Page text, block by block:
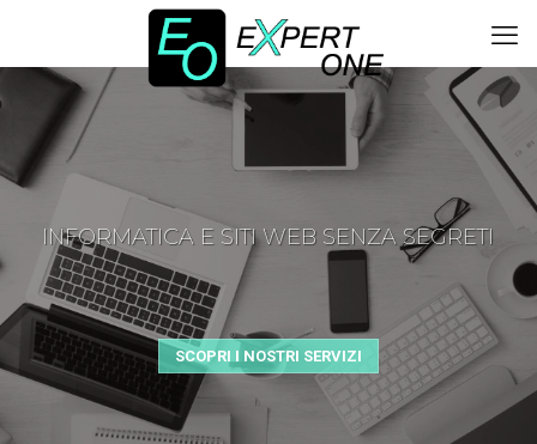
INFORMATICA E SITI WEB SENZA SEGRETI
SCOPRI I NOSTRI SERVIZI